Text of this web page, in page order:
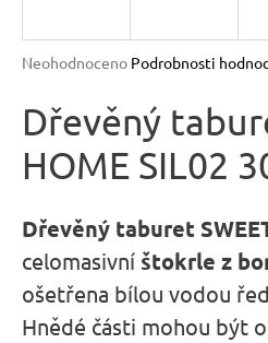
Průměrné
produktu
je
0,0
z
hvězdiček.
Neohodnoceno Podrobnosti
Dřevěný
HOME SIL02
Dřevěný taburet
celomasivní štokrle z
ošetřena bílou vodou
Hnědé části mohou být
a
í
t
?
HLEDAT